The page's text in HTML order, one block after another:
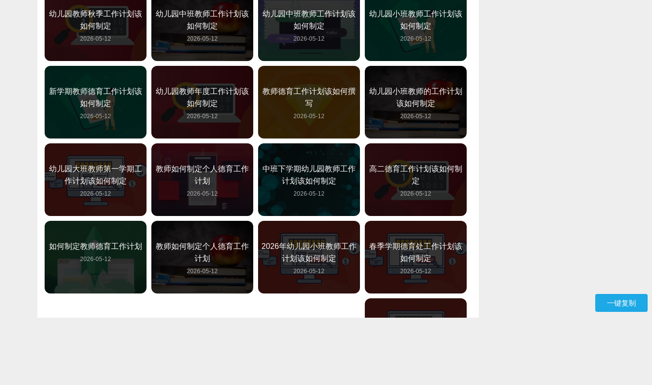
幼儿园教师秋季工作计划该
如何制定
2026-05-12
幼儿园中班教师工作计划该
如何制定
2026-05-12
幼儿园中班教师工作计划该
如何制定
2026-05-12
幼儿园小班教师工作计划该
如何制定
2026-05-12
新学期教师德育工作计划该
如何制定
2026-05-12
幼儿园教师年度工作计划该
如何制定
2026-05-12
教师德育工作计划该如何撰
写
2026-05-12
幼儿园小班教师的工作计划
该如何制定
2026-05-12
幼儿园大班教师第一学期工
作计划该如何制定
2026-05-12
教师如何制定个人德育工作
计划
2026-05-12
中班下学期幼儿园教师工作
计划该如何制定
2026-05-12
高二德育工作计划该如何制
定
2026-05-12
如何制定教师德育工作计划
2026-05-12
教师如何制定个人德育工作
计划
2026-05-12
2026年幼儿园小班教师工作
计划该如何制定
2026-05-12
春季学期德育处工作计划该
如何制定
2026-05-12
一键复制